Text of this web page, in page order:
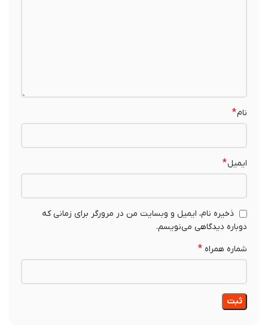
ایمیل*
ذخیره نام، ایمیل و وبسایت من در مرورگر برای زمانی که
دوباره دیدگاهی می‌نویسم.
شماره همراه*